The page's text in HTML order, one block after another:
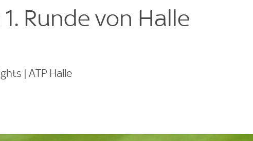
Runde von Halle
| ATP Halle